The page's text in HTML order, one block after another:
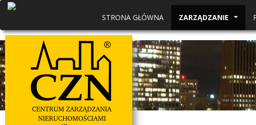
STRONA GŁÓWNA ZARZĄDZANIE